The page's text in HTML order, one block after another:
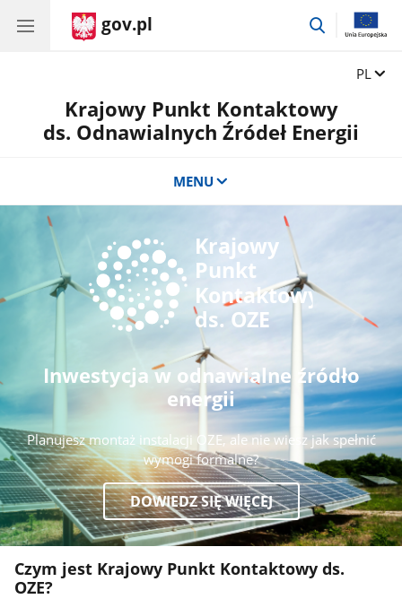
gov.pl
przejdź
Zmień
PL
Krajowy Punkt Kontaktowy
ds. Odnawialnych Źródeł Energii
MENU
Inwestycja w odnawialne źródło
energii
Planujesz montaż instalacji OZE, ale nie wiesz jak spełnić
wymogi formalne?
DOWIEDZ SIĘ WIĘCEJ
Czym jest Krajowy Punkt Kontaktowy ds.
OZE?